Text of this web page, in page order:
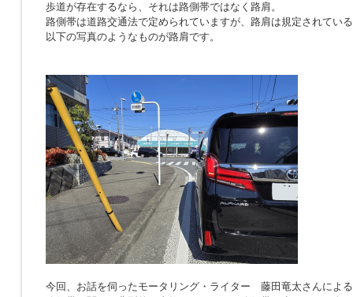
歩道が存在するなら、それは路側帯ではなく路肩。
路側帯は道路交通法で定められていますが、路肩は規定されてい
以下の写真のようなものが路肩です。
今回、お話を伺ったモータリング・ライター 藤田竜太さんによ